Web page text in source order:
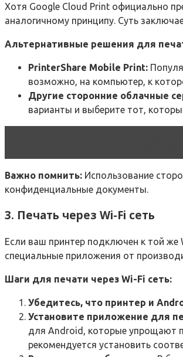
Хотя Google Cloud Print официально
аналогичному принципу. Суть
Альтернативные решения для
PrinterShare Mobile Print:
возможно, на компьютер, к
Другие сторонние облачные
варианты и выберите тот,
Важно помнить: Использование
конфиденциальные документы.
3. Печать через Wi-Fi сеть
Если ваш принтер подключен к той же
специальные приложения от
Шаги для печати через Wi-Fi сеть:
Убедитесь, что принтер и
Установите приложение для
для Android, которые упрощают
рекомендуется установить